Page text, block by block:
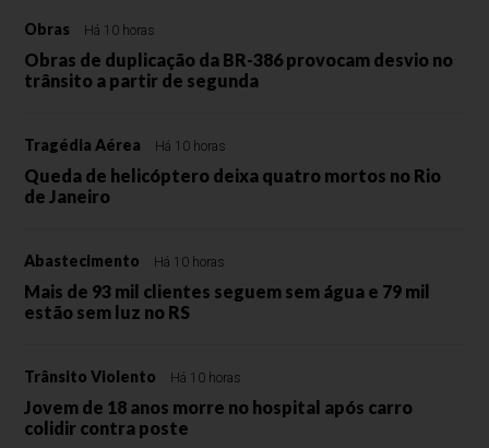
Obras Há 10 horas
Obras de duplicação da BR-386 provocam desvio no
trânsito a partir de segunda
Tragédia Aérea Há 10 horas
Queda de helicóptero deixa quatro mortos no Rio
de Janeiro
Abastecimento Há 10 horas
Mais de 93 mil clientes seguem sem água e 79 mil
estão sem luz no RS
Trânsito Violento Há 10 horas
Jovem de 18 anos morre no hospital após carro
colidir contra poste